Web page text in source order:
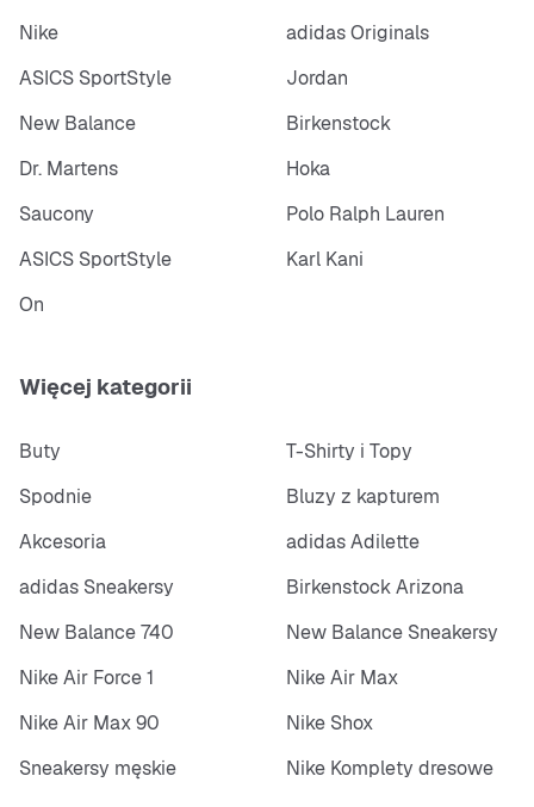
Nike
adidas Originals
ASICS SportStyle
Jordan
New Balance
Birkenstock
Dr. Martens
Hoka
Saucony
Polo Ralph Lauren
ASICS SportStyle
Karl Kani
On
Więcej kategorii
Buty
T-Shirty i Topy
Spodnie
Bluzy z kapturem
Akcesoria
adidas Adilette
adidas Sneakersy
Birkenstock Arizona
New Balance 740
New Balance Sneakersy
Nike Air Force 1
Nike Air Max
Nike Air Max 90
Nike Shox
Sneakersy męskie
Nike Komplety dresowe